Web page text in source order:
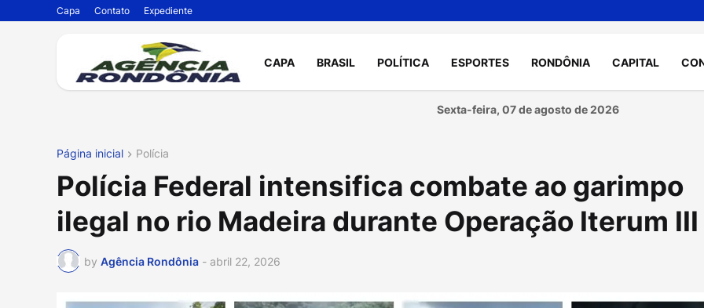
Capa Contato Expediente
CAPA BRASIL POLÍTICA ESPORTES RONDÔNIA CAPITAL
Sexta-feira, 07 de agosto de 2026
Página inicial Polícia
Polícia Federal intensifica combate ao garimpo
ilegal no rio Madeira durante Operação Iterum III
by Agência Rondônia - abril 22, 2026